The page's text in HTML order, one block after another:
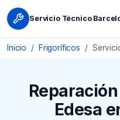
Servicio Técnico
Inicio Frigoríficos
Edesa